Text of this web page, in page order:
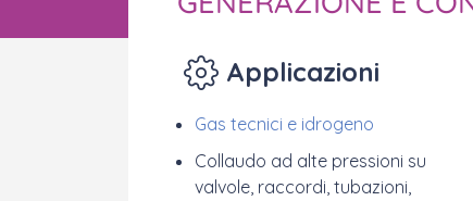
Applicazioni
Gas tecnici e idrogeno
Collaudo ad alte pressioni su
valvole, raccordi, tubazioni,